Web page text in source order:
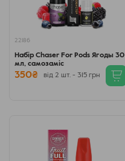
22186
Набір Chaser For Pods Ягоды 30
мл, самозаміс
350₴ від 2 шт. - 315 грн